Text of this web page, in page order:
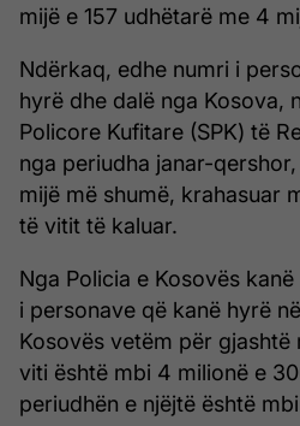
mijë e 157 udhëtarë me 4
Ndërkaq, edhe numri i
hyrë dhe dalë nga Kosova,
Policore Kufitare (SPK) të
nga periudha janar-
mijë më shumë, krahasuar
të vitit të kaluar.
Nga Policia e Kosovës
i personave që kanë hyrë
Kosovës vetëm për gjashtë
viti është mbi 4 milionë e
periudhën e njëjtë është